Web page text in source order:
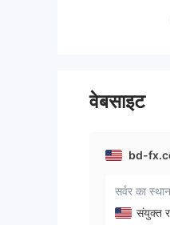
वेबसाइट
bd-
सर्वर का स्थान
संयुक्त